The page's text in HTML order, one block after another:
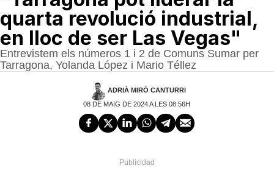
quarta revolució industrial,
en lloc de ser Las Vegas"
Entrevistem els números 1 i 2 de Comuns Sumar per
Tarragona, Yolanda López i Mario Téllez
ADRIÀ MIRÓ CANTURRI
08 DE MAIG DE 2024 A LES 08:56H